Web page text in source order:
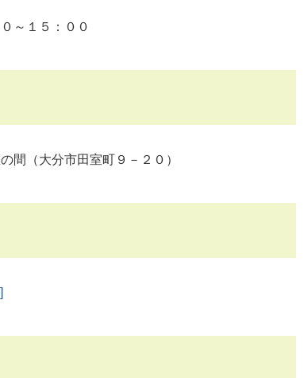
１５：００
分市田室町９－２０）